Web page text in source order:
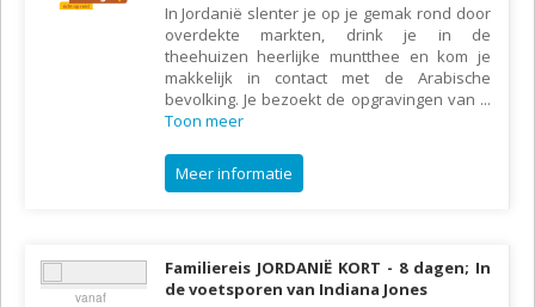
In Jordanië slenter je op je gemak rond door
overdekte markten, drink je in de
theehuizen heerlijke muntthee en kom je
makkelijk in contact met de Arabische
bevolking. Je bezoekt de opgravingen van ...
Toon meer
Meer informatie
vanaf
Familiereis JORDANIË KORT - 8 dagen; In
de voetsporen van Indiana Jones